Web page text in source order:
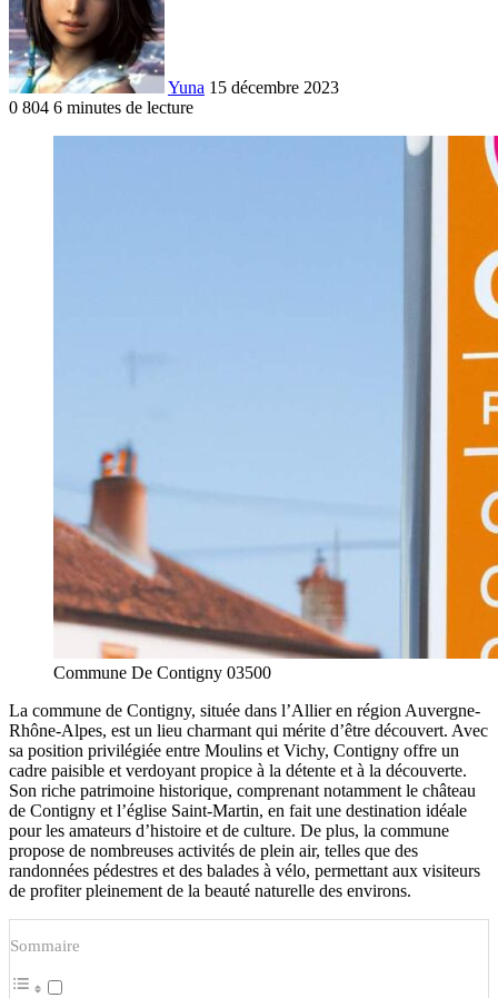
Yuna 15 décembre 2023
0 804 6 minutes de lecture
Commune De Contigny 03500
La commune de Contigny, située dans l’Allier en région Auvergne-
Rhône-Alpes, est un lieu charmant qui mérite d’être découvert. Avec
sa position privilégiée entre Moulins et Vichy, Contigny offre un
cadre paisible et verdoyant propice à la détente et à la découverte.
Son riche patrimoine historique, comprenant notamment le château
de Contigny et l’église Saint-Martin, en fait une destination idéale
pour les amateurs d’histoire et de culture. De plus, la commune
propose de nombreuses activités de plein air, telles que des
randonnées pédestres et des balades à vélo, permettant aux visiteurs
de profiter pleinement de la beauté naturelle des environs.
Sommaire